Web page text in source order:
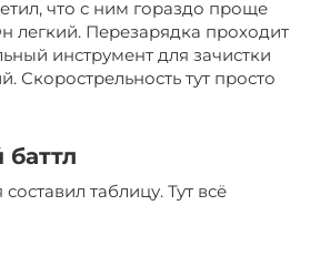
что с ним гораздо проще
легкий. Перезарядка проходит
инструмент для зачистки
Скорострельность тут просто
таблицу. Тут всё